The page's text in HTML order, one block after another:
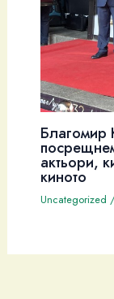
Благомир
актьори,
киното
Uncategorized